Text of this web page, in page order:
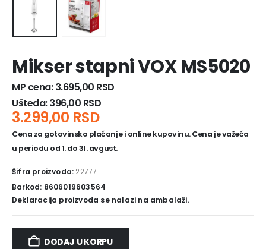
Mikser stapni VOX MS5020
MP cena:3.695,00RSD
Ušteda:396,00 RSD
3.299,00 RSD
Cena za gotovinsko plaćanje i online kupovinu. Cena je važeća
u periodu od 1. do 31. avgust.
Šifra proizvoda: 22777
Barkod: 8606019603564
Deklaracija proizvoda se nalazi na ambalaži.
DODAJ U KORPU